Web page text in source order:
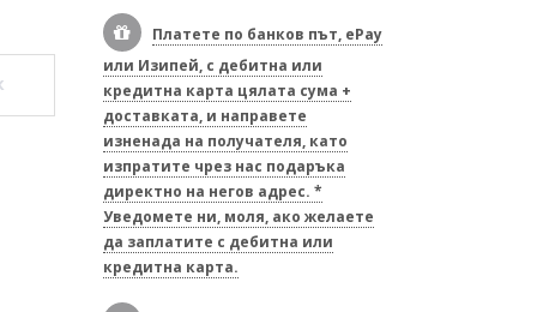
Платете по банков път, ePay
или Изипей, с дебитна или
кредитна карта цялата сума +
доставката, и направете
изненада на получателя, като
изпратите чрез нас подаръка
директно на негов адрес. *
Уведомете ни, моля, ако желаете
да заплатите с дебитна или
кредитна карта.